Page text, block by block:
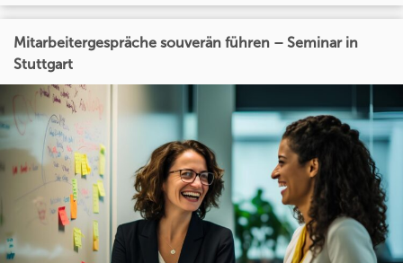
Mitarbeitergespräche souverän führen – Seminar in
Stuttgart